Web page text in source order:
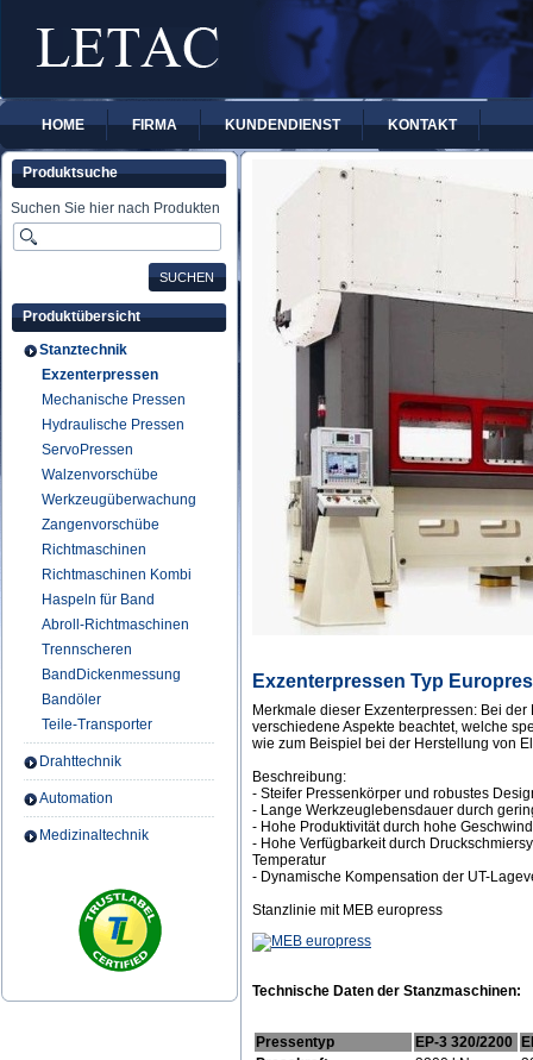
HOME FIRMA KUNDENDIENST KONTAKT
Produktsuche
Suchen Sie hier nach Produkten
Produktübersicht
Stanztechnik
Exzenterpressen
Mechanische Pressen
Hydraulische Pressen
ServoPressen
Walzenvorschübe
Werkzeugüberwachung
Zangenvorschübe
Richtmaschinen
Richtmaschinen Kombi
Haspeln für Band
Abroll-Richtmaschinen
Trennscheren
BandDickenmessung
Bandöler
Teile-Transporter
Drahttechnik
Automation
Medizinaltechnik
Exzenterpressen Typ
Merkmale dieser Exzenterpressen: Bei
verschiedene Aspekte beachtet, welche
wie zum Beispiel bei der Herstellung von
Beschreibung:
- Steifer Pressenkörper und robustes
- Lange Werkzeuglebensdauer durch
- Hohe Produktivität durch hohe
- Hohe Verfügbarkeit durch
Temperatur
- Dynamische Kompensation der UT-
Stanzlinie mit MEB europress
Technische Daten der Stanzmaschinen:
Pressentyp EP-3 320/2200